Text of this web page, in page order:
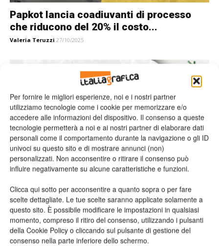
Per fornire le migliori esperienze, noi e i nostri partner
utilizziamo tecnologie come i cookie per memorizzare e/o
accedere alle informazioni del dispositivo. Il consenso a queste
tecnologie permetterà a noi e ai nostri partner di elaborare dati
personali come il comportamento durante la navigazione o gli ID
univoci su questo sito e di mostrare annunci (non)
personalizzati. Non acconsentire o ritirare il consenso può
influire negativamente su alcune caratteristiche e funzioni.
Clicca qui sotto per acconsentire a quanto sopra o per fare
scelte dettagliate. Le tue scelte saranno applicate solamente a
questo sito. È possibile modificare le impostazioni in qualsiasi
momento, compreso il ritiro del consenso, utilizzando i pulsanti
della Cookie Policy o cliccando sul pulsante di gestione del
consenso nella parte inferiore dello schermo.
Papkot lancia coadiuvanti di processo
che riducono del 20% il costo...
Valeria Teruzzi 27/10/2025
A Ecomondo Federazione Carta e Grafica
Valeria Teruzzi 21/10/2025